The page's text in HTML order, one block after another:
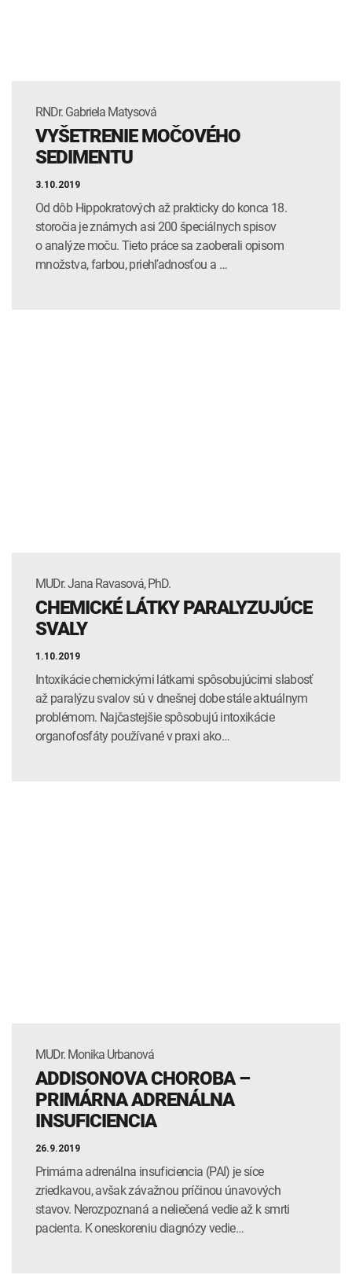
RNDr. Gabriela Matysová
VYŠETRENIE MOČOVÉHO
SEDIMENTU
3.10.2019
Od dôb Hippokratových až prakticky do konca 18.
storočia je známych asi 200 špeciálnych spisov
o analýze moču. Tieto práce sa zaoberali opisom
množstva, farbou, priehľadnosťou a …
MUDr. Jana Ravasová, PhD.
CHEMICKÉ LÁTKY PARALYZUJÚCE
SVALY
1.10.2019
Intoxikácie chemickými látkami spôsobujúcimi slabosť
až paralýzu svalov sú v dnešnej dobe stále aktuálnym
problémom. Najčastejšie spôsobujú intoxikácie
organofosfáty používané v praxi ako…
MUDr. Monika Urbanová
ADDISONOVA CHOROBA –
PRIMÁRNA ADRENÁLNA
INSUFICIENCIA
26.9.2019
Primárna adrenálna insuficiencia (PAI) je síce
zriedkavou, avšak závažnou príčinou únavových
stavov. Nerozpoznaná a neliečená vedie až k smrti
pacienta. K oneskoreniu diagnózy vedie…